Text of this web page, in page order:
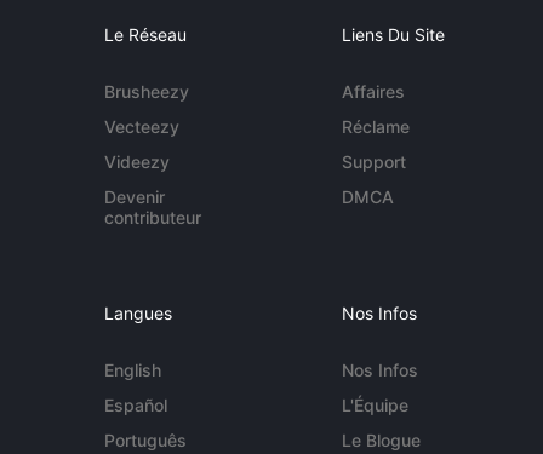
Le Réseau
Brusheezy
Vecteezy
Videezy
Devenir
contributeur
Liens Du Site
Affaires
Réclame
Support
DMCA
Langues
English
Español
Português
Nos Infos
Nos Infos
L'Équipe
Le Blogue